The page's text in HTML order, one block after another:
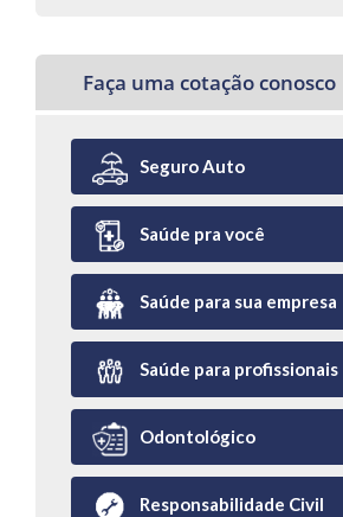
Faça uma cotação conosco
Seguro Auto
Saúde pra você
Saúde para sua empresa
Saúde para profissionais
Odontológico
Responsabilidade Civil